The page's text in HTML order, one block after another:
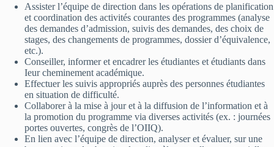
Assister l’équipe de direction dans les opérations de planification
et coordination des activités courantes des programmes (analyse
des demandes d’admission, suivis des demandes, des choix de
stages, des changements de programmes, dossier d’équivalence,
etc.).
Conseiller, informer et encadrer les étudiantes et étudiants dans
Ieur cheminement académique.
Effectuer les suivis appropriés auprès des personnes étudiantes
en situation de difficulté.
Collaborer à la mise à jour et à la diffusion de l’information et à
la promotion du programme via diverses activités (ex. : journées
portes ouvertes, congrès de l’OIIQ).
En lien avec l’équipe de direction, analyser et évaluer, sur une